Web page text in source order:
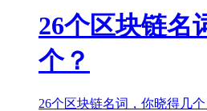
26个区块链名
个？
26个区块链名词，你晓得几